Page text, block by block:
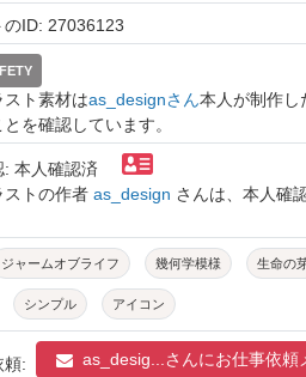
のID: 27036123
スト素材はas_designさん本人が制作し
を確認しています。
: 本人確認済
ストの作者 as_design さんは、本人確
ジャームオブライフ 幾何学模様 生命の
シンプル アイコン
頼: as_desig...さんにお仕事依頼